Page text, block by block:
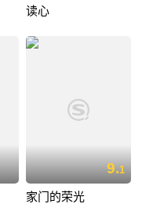
读心
9.1
家门的荣光